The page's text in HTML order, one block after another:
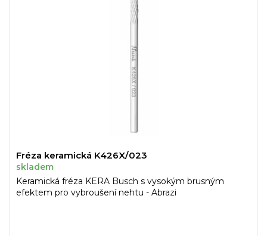
Fréza keramická K426X/023
skladem
Keramická fréza KERA Busch s vysokým brusným
efektem pro vybroušení nehtu - Abrazi